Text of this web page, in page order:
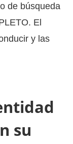
de búsqueda
El
y las
su